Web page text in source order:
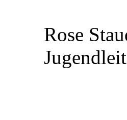
Rose